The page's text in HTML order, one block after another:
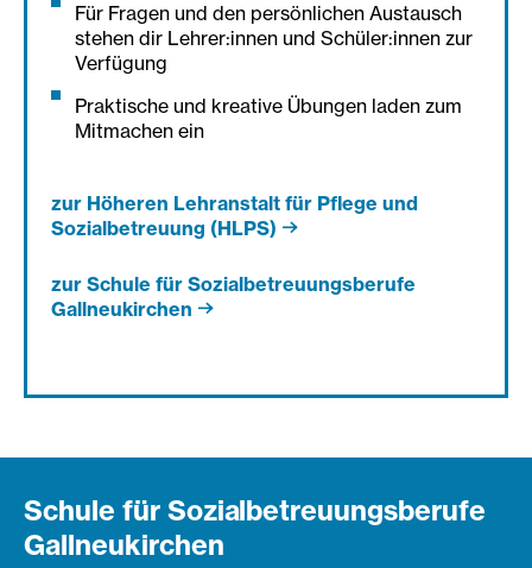
Für Fragen und den persönlichen Austausch
stehen dir Lehrer:innen und Schüler:innen zur
Verfügung
Praktische und kreative Übungen laden zum
Mitmachen ein
zur Höheren Lehranstalt für Pflege und
Sozialbetreuung (HLPS)
zur Schule für Sozialbetreuungsberufe
Gallneukirchen
Schule für Sozialbetreuungsberufe
Gallneukirchen